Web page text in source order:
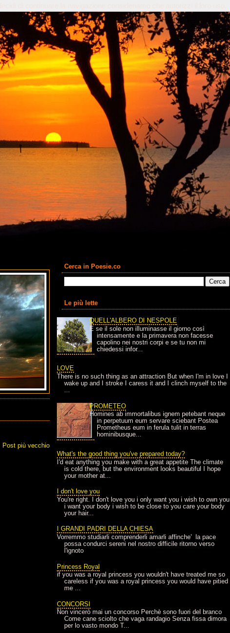
Post più vecchio
Cerca in Poesie.co
Le più lette
QUELL'ALBERO DI NESPOLE
E se il sole non illuminasse il giorno così
intensamente e la primavera non facesse
capolino nei nostri corpi e se tu non mi
chiedessi infor...
LOVE
There is no such thing as an attraction But when I'm in love I
wake up and I stroke I caress it and I clinch myself to the
...
PROMETEO
Homines ab immortalibus ignem petebant neque
in perpetuum eum servare sciebant Postea
Prometheus eum in ferula tulit in terras
hominibusque...
What's the good thing you've prepared today?
I'd eat anything you make with a great appetite The climate
is cold there, but the environment looks beautiful I hope
your mother at...
I don't love you
You're right. I don't love you i only want you i wish to own you
i want your body i wish to be close to you care your body
your hair...
I GRANDI PADRI DELLA CHIESA
Vorremmo studiarli comprenderli amarli affinche' la pace
possa condurci sereni nel nostro difficile ritorno verso
l'ignoto
Princess Royal
if you was a royal princess you wouldn't have treated me so
careless if you was a royal princess you would have pitied
me ...
CONCORSI
Non vincerò mai un concorso Perchè sono fuori del branco
Come cane sciolto che vaga randagio Senza fissa dimora
per lo vasto mondo T...